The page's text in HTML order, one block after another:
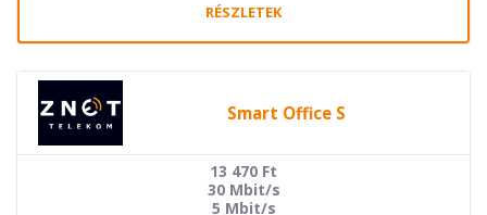
RÉSZLETEK
Smart Office S
13 470 Ft
30 Mbit/s
5 Mbit/s